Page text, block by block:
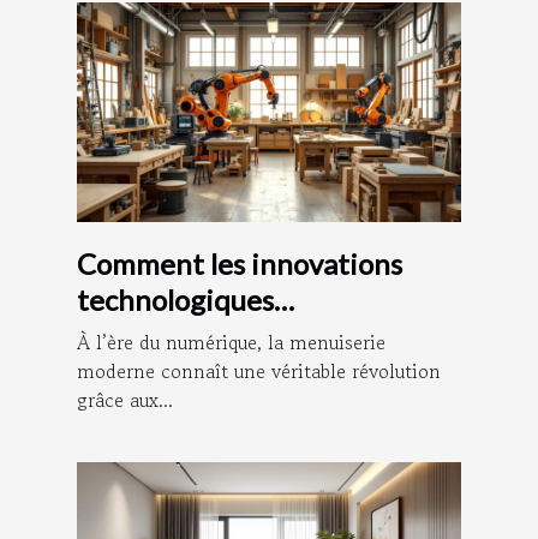
Comment les innovations
technologiques
transforment-elles la
menuiserie moderne ?
À l’ère du numérique, la menuiserie
moderne connaît une véritable révolution
grâce aux...